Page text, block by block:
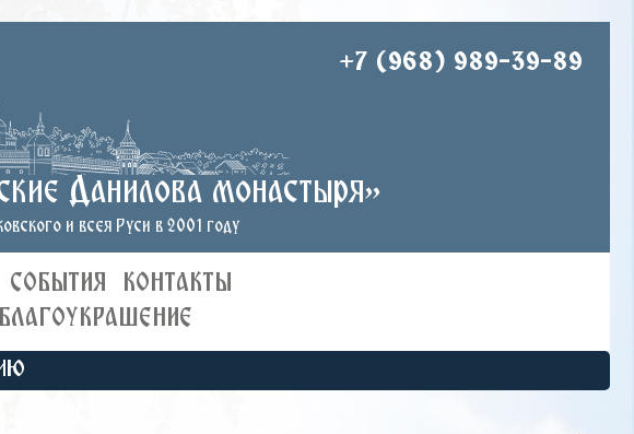
+7 (968) 989-39-89
Данилова монастыря»
и всея Руси в 2001 году
СОБЫТИЯ
КОНТАКТЫ
БЛАГОУКРАШЕНИЕ